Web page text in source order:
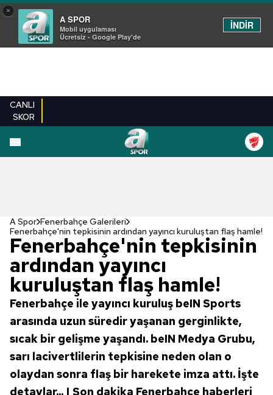
×
A SPOR
Mobil uygulaması
Ücretsiz - Google Play'de
İNDİR
CANLI
SKOR
EN YENILER
A Spor Fenerbahçe Galerileri
Fenerbahçe'nin tepkisinin ardından yayıncı kuruluştan flaş hamle!
Fenerbahçe'nin tepkisinin
ardından yayıncı
kuruluştan flaş hamle!
Fenerbahçe ile yayıncı kuruluş beIN Sports
arasında uzun süredir yaşanan gerginlikte,
sıcak bir gelişme yaşandı. beIN Medya Grubu,
sarı lacivertlilerin tepkisine neden olan o
olaydan sonra flaş bir harekete imza attı. İşte
detaylar... | Son dakika Fenerbahçe haberleri